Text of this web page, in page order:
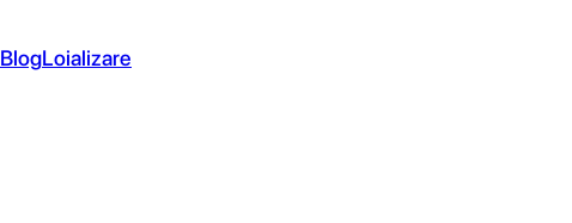
BlogLoializare